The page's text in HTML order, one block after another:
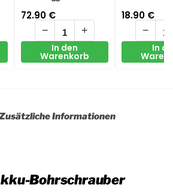
72.90 €
−
+
In den
Warenkorb
18.90 €
−
In
Informationen
Bohrschrauber